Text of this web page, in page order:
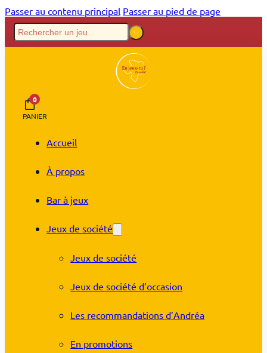
Passer au contenu principal Passer au pied de page
0
PANIER
Accueil
À propos
Bar à jeux
Jeux de société
Jeux de société
Jeux de société d’occasion
Les recommandations d’Andréa
En promotions